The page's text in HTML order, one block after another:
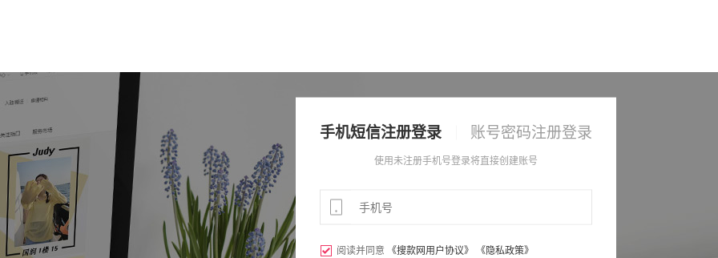
手机短信注册登录 账号密码注册登录
使用未注册手机号登录将直接创建账号
 阅读并同意 《搜款网用户协议》 《隐私政策》